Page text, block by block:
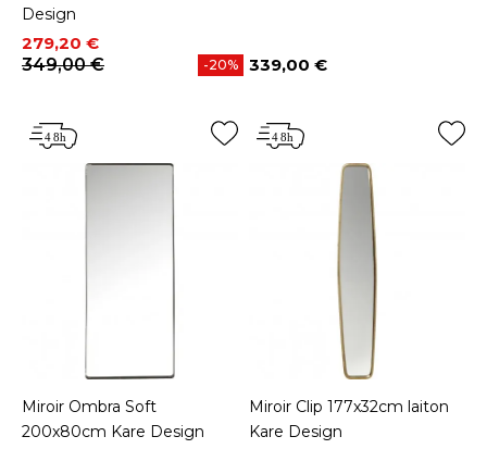
Design
Prix
279,20 €
Prix de base
349,00 €
-20% Prix
339,00 €
Miroir Ombra Soft
200x80cm Kare Design
Miroir Clip 177x32cm laiton
Kare Design